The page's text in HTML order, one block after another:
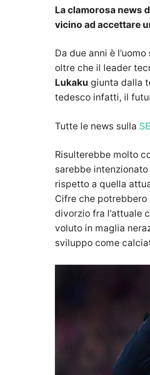
La clamorosa news
vicino ad accettare
Da due anni è l’uomo
oltre che il leader
Lukaku giunta dalla
tedesco infatti, il
Tutte le news sulla
Risulterebbe molto
sarebbe
rispetto a quella
Cifre che
divorzio fra l’attuale
voluto in maglia
sviluppo come